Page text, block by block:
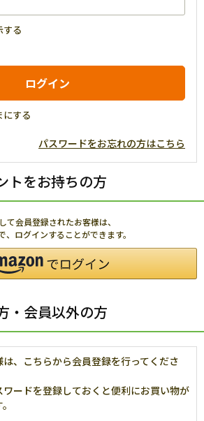
する
にする
パスワードをお忘れの方はこちら
トをお持ちの方
会員登録されたお客様は、
ログインすることができます。
・会員以外の方
、こちらから会員登録を行ってくださ
ードを登録しておくと便利にお買い物が